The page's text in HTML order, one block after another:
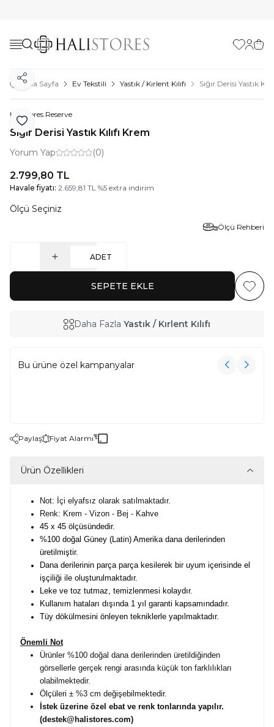
Favorilerim
Ana Sayfa Ev Tekstili Yastık / Kırlent Kılıfı Sığır Derisi Yastık
Favoriye Ekle
Paylaş
Halıstores Reserve
Sığır Derisi Yastık Kılıfı Krem
Yorum Yap (0)
2.799,80 TL
Havale fiyatı: 2.659,81 TL %5 extra indirim
Ölçü Seçiniz
Ölçü Rehberi
ADET
SEPETE EKLE
Daha Fazla Yastık / Kırlent Kılıfı
Bu ürüne özel kampanyalar
Paylaş Fiyat Alarmı
Ürün Özellikleri
Not: İçi elyafsız olarak satılmaktadır.
Renk: Krem - Vizon - Bej - Kahve
45 x 45 ölçüsündedir.
%100 doğal Güney (Latin) Amerika dana derilerinden
üretilmiştir.
Dana derilerinin parça parça kesilerek bir uyum içerisinde el
işçiliği ile oluşturulmaktadır.
Leke ve toz tutmaz, temizlenmesi kolaydır.
Kullanım hataları dışında 1 yıl garanti kapsamındadır.
Tüy dökülmesini önleyen tekniklerle yapılmaktadır.
Önemli Not
Ürünler %100 doğal dana derilerinden üretildiğinden
görsellerle gerçek rengi arasında küçük ton farklılıkları
olabilmektedir.
Ölçüleri ± %3 cm değişebilmektedir.
İstek üzerine özel ebat ve renk tonlarında yapılır.
(destek@halistores.com)